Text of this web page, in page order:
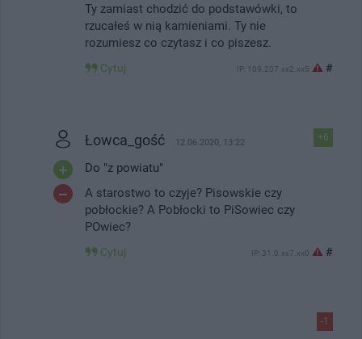
Ty zamiast chodzić do podstawówki, to
rzucałeś w nią kamieniami. Ty nie
rozumiesz co czytasz i co piszesz.
Cytuj IP: 109.207.xx2.xx5 #
+6
Łowca_gość 12.06.2020, 13:22
Do "z powiatu"
A starostwo to czyje? Pisowskie czy
pobłockie? A Pobłocki to PiSowiec czy
POwiec?
Cytuj IP: 31.0.xx7.xx0 #
-1